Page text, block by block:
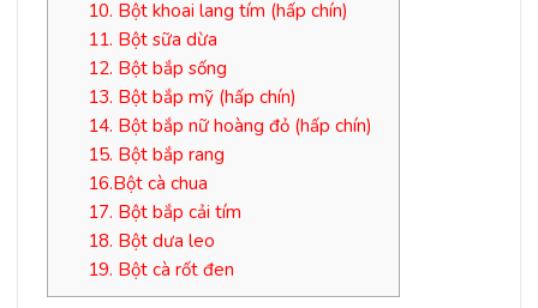
10. Bột khoai lang tím (hấp chín)
11. Bột sữa dừa
12. Bột bắp sống
13. Bột bắp mỹ (hấp chín)
14. Bột bắp nữ hoàng đỏ (hấp chín)
15. Bột bắp rang
16.Bột cà chua
17. Bột bắp cải tím
18. Bột dưa leo
19. Bột cà rốt đen